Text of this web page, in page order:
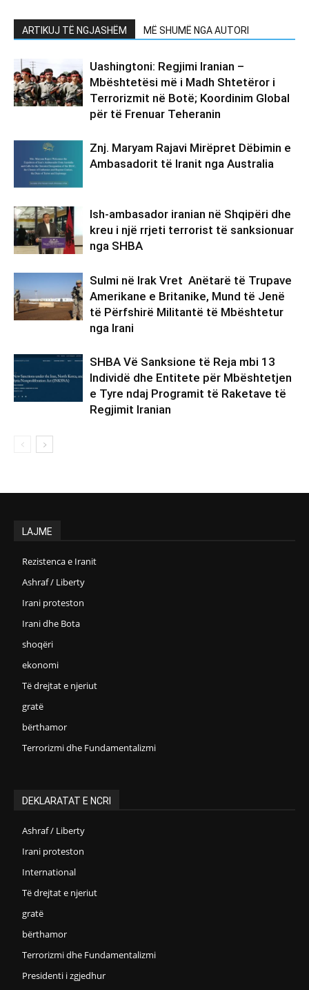
ARTIKUJ TË NGJASHËM MË SHUMË NGA AUTORI
Uashingtoni: Regjimi Iranian –
Mbështetësi më i Madh Shtetëror i
Terrorizmit në Botë; Koordinim Global
për të Frenuar Teheranin
Znj. Maryam Rajavi Mirëpret Dëbimin e
Ambasadorit të Iranit nga Australia
Ish-ambasador iranian në Shqipëri dhe
kreu i një rrjeti terrorist të sanksionuar
nga SHBA
Sulmi në Irak Vret Anëtarë të Trupave
Amerikane e Britanike, Mund të Jenë
të Përfshirë Militantë të Mbështetur
nga Irani
SHBA Vë Sanksione të Reja mbi 13
Individë dhe Entitete për Mbështetjen
e Tyre ndaj Programit të Raketave të
Regjimit Iranian
LAJME
Rezistenca e Iranit
Ashraf / Liberty
Irani proteston
Irani dhe Bota
shoqëri
ekonomi
Të drejtat e njeriut
gratë
bërthamor
Terrorizmi dhe Fundamentalizmi
DEKLARATAT E NCRI
Ashraf / Liberty
Irani proteston
International
Të drejtat e njeriut
gratë
bërthamor
Terrorizmi dhe Fundamentalizmi
Presidenti i zgjedhur